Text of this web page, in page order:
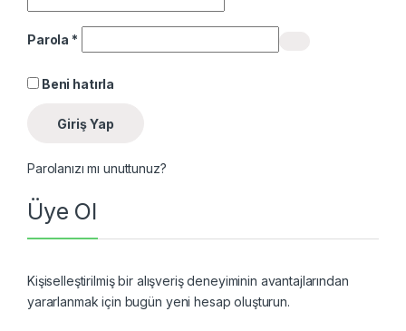
Parola *Gerekli
Beni hatırla
Giriş Yap
Parolanızı mı unuttunuz?
Üye Ol
Kişiselleştirilmiş bir alışveriş deneyiminin avantajlarından
yararlanmak için bugün yeni hesap oluşturun.